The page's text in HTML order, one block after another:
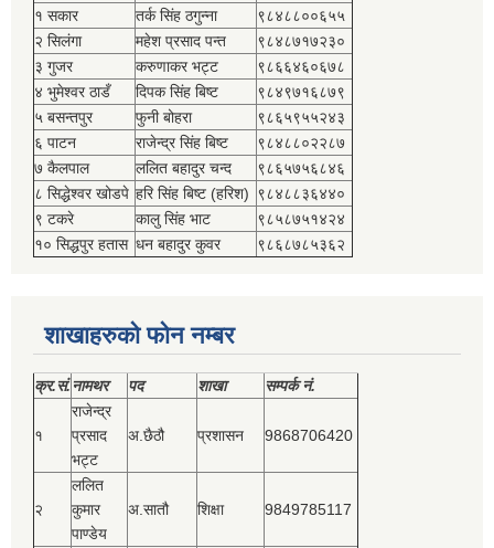
१ सकार
तर्क सिंह ठगुन्‍ना
९८४८८००६५५
२ सिलंगा
महेश प्रसाद पन्त
९८४८७१७२३०
३ गुजर
करुणाकर भट्ट
९८६६४६०६७८
४ भुमेश्‍वर ठाडँ
दिपक सिंह बिष्‍ट
९८४९७१६८७९
५ बसन्तपुर
फुनी बोहरा
९८६५९५५२४३
६ पाटन
राजेन्द्र सिंह बिष्‍ट
९८४८८०२२८७
७ कैलपाल
ललित बहादुर चन्द
९८६५७५६८४६
८ सिद्धेश्‍वर खोडपे हरि सिंह बिष्‍ट (हरिश) ९८४८८३६४४०
९ टकरे
कालु सिंह भाट
९८५८७५१४२४
१० सिद्धपुर हतास धन बहादुर कुवर ९८६८७८५३६२
शाखाहरुको फोन नम्बर
क्र.सं.नामथर पद शाखा सम्‍पर्क नं.
१
राजेन्द्र
प्रसाद
भट्ट
अ.छैठौ प्रशासन 9868706420
२
ललित
कुमार
पाण्डेय
अ.सातौ शिक्षा 9849785117